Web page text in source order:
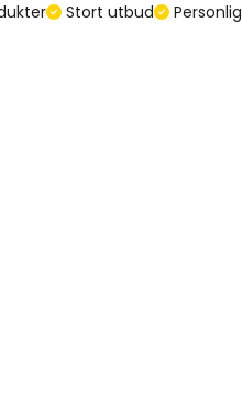
Stort utbud